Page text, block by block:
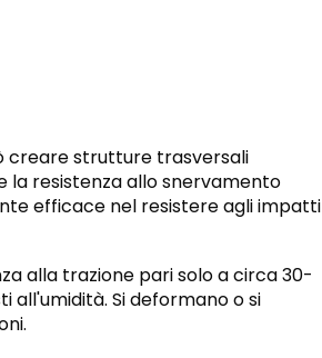
creare strutture trasversali
la resistenza allo snervamento
efficace nel resistere agli impatti
alla trazione pari solo a circa 30-
all'umidità. Si deformano o si